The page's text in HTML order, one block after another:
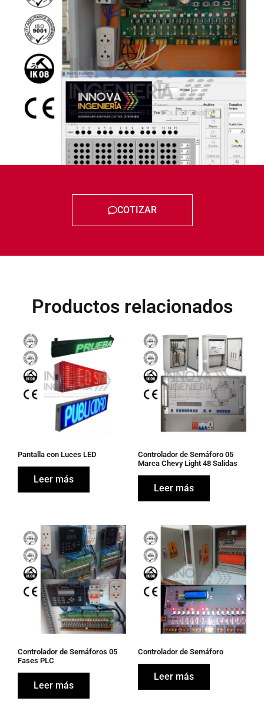
COTIZAR
Productos relacionados
Pantalla con Luces LED
Leer más
Controlador de Semáforo 05
Marca Chevy Light 48 Salidas
Leer más
Controlador de Semáforos 05
Fases PLC
Leer más
Controlador de Semáforo
Leer más